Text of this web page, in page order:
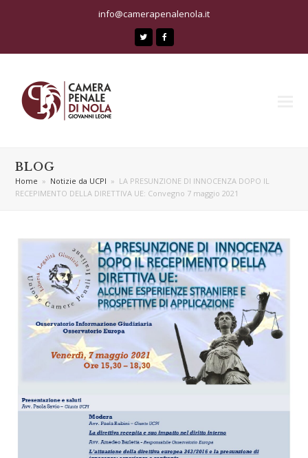
info@camerapenalenola.it
Twitter
BLOG
Home » Notizie da UCPI » LA PRESUNZIONE DI INNOCENZA DOPO IL
RECEPIMENTO DELLA DIRETTIVA UE: Convegno 7 maggio 2021